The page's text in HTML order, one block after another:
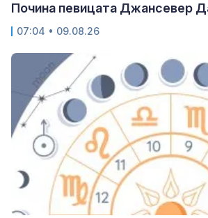
Почина певицата Джансевер
07:04 • 09.08.26